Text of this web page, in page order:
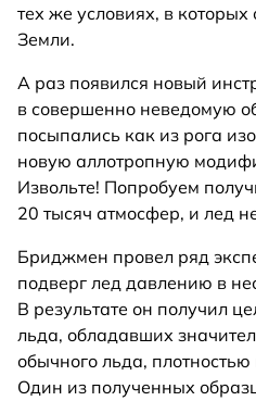
тех же условиях, в
Земли.
А раз появился новый
в совершенно неведомую
посыпались как из рога
новую аллотропную
Извольте! Попробуем
20 тысяч атмосфер, и лед
Бриджмен провел ряд
подверг лед давлению в
В результате он получил
льда, обладавших
обычного льда,
Один из полученных